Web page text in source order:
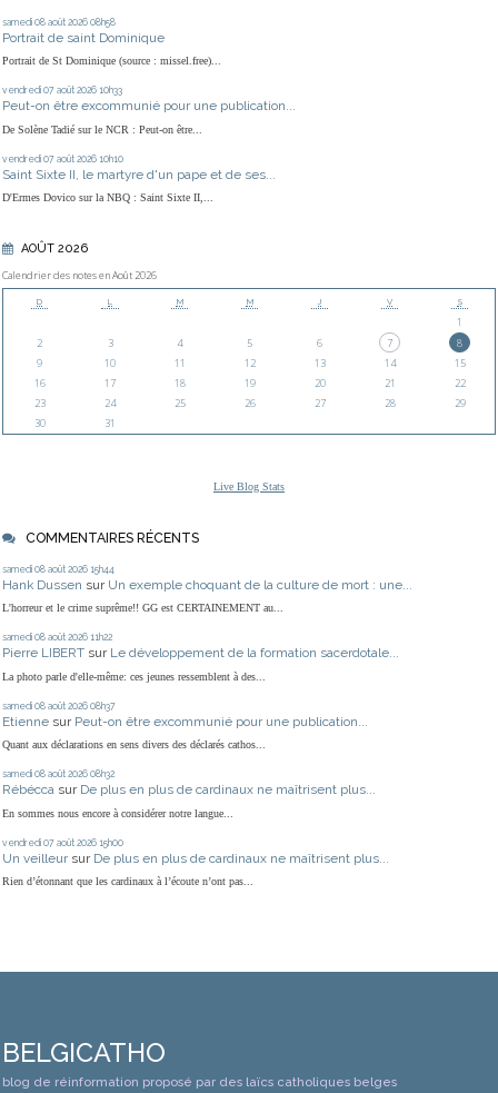
samedi 08 août 2026 08h58
Portrait de saint Dominique
Portrait de St Dominique (source : missel.free)...
vendredi 07 août 2026 10h33
Peut-on être excommunié pour une publication...
De Solène Tadié sur le NCR : Peut-on être...
vendredi 07 août 2026 10h10
Saint Sixte II, le martyre d'un pape et de ses...
D'Ermes Dovico sur la NBQ : Saint Sixte II,...
AOÛT 2026
Calendrier des notes en Août 2026
D L M M J V S
1
2
3 4 5 6 7
8
9
10 11 12 13 14
15
16
17 18 19 20 21
22
23
24 25 26 27 28
29
30
31
Live Blog Stats
COMMENTAIRES RÉCENTS
samedi 08 août 2026 15h44
Hank Dussen sur Un exemple choquant de la culture de mort : une...
L'horreur et le crime suprême!! GG est CERTAINEMENT au...
samedi 08 août 2026 11h22
Pierre LIBERT sur Le développement de la formation sacerdotale...
La photo parle d'elle-même: ces jeunes ressemblent à des...
samedi 08 août 2026 08h37
Etienne sur Peut-on être excommunié pour une publication...
Quant aux déclarations en sens divers des déclarés cathos...
samedi 08 août 2026 08h32
Rébécca sur De plus en plus de cardinaux ne maîtrisent plus...
En sommes nous encore à considérer notre langue...
vendredi 07 août 2026 15h00
Un veilleur sur De plus en plus de cardinaux ne maîtrisent plus...
Rien d’étonnant que les cardinaux à l’écoute n’ont pas...
BELGICATHO
blog de réinformation proposé par des laïcs catholiques belges